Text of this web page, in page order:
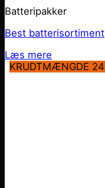
Batteripakker
Best
Læs mere
KRUDTMÆNGDE